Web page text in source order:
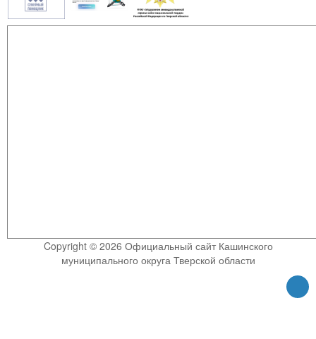
Copyright © 2026 Официальный сайт Кашинского
муниципального округа Тверской области